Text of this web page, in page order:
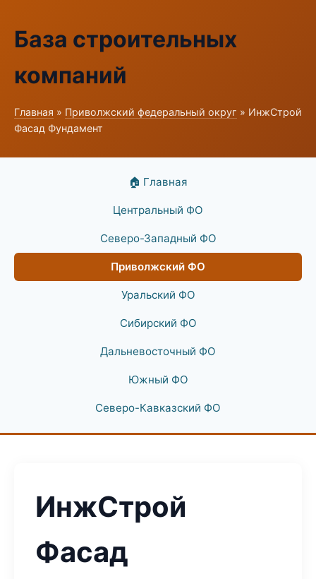
База строительных
компаний
Главная » Приволжский федеральный округ » ИнжСтрой
Фасад Фундамент
🏠 Главная
Центральный ФО
Северо-Западный ФО
Приволжский ФО
Уральский ФО
Сибирский ФО
Дальневосточный ФО
Южный ФО
Северо-Кавказский ФО
ИнжСтрой
Фасад